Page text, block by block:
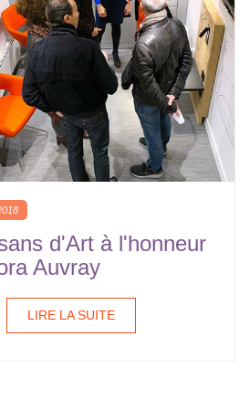
d'Art à l'honneur
Auvray
LIRE LA SUITE